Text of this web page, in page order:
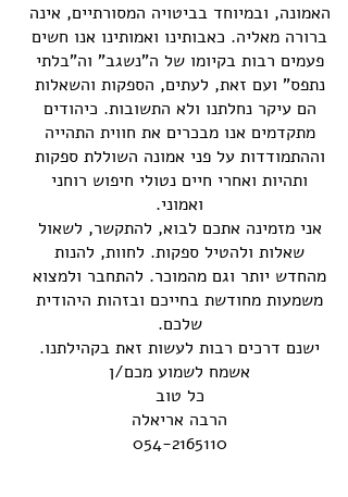
האמונה, ובמיוחד בביטויה המסורתיים, אינה
ברורה מאליה. כאבותינו ואמותינו אנו חשים
פעמים רבות בקיומו של ה"נשגב" וה"בלתי
נתפס" ועם זאת, לעתים, הספקות והשאלות
הם עיקר נחלתנו ולא התשובות. כיהודים
מתקדמים אנו מבכרים את חווית התהייה
וההתמודדות על פני אמונה השוללת ספקות
ותהיות ואחרי חיים נטולי חיפוש רוחני
ואמוני.
אני מזמינה אתכם לבוא, להתקשר, לשאול
שאלות ולהטיל ספקות. לחוות, להנות
מהחדש יותר וגם מהמוכר. להתחבר ולמצוא
משמעות מחודשת בחייכם ובזהות היהודית
שלכם.
ישנם דרכים רבות לעשות זאת בקהילתנו.
אשמח לשמוע מכם/ן
כל טוב
הרבה אריאלה
054-2165110